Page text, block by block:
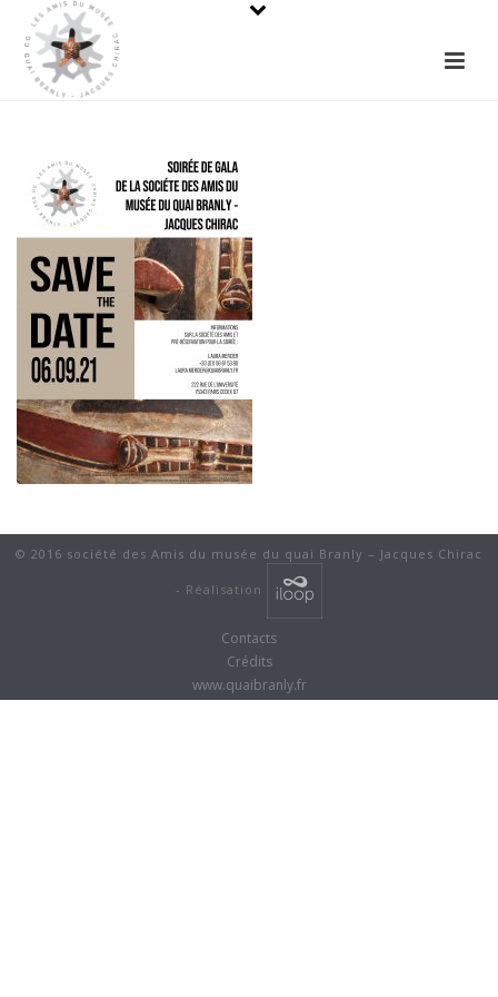
© 2016 société des Amis du musée du quai Branly – Jacques Chirac
- Réalisation
Contacts
Crédits
www.quaibranly.fr